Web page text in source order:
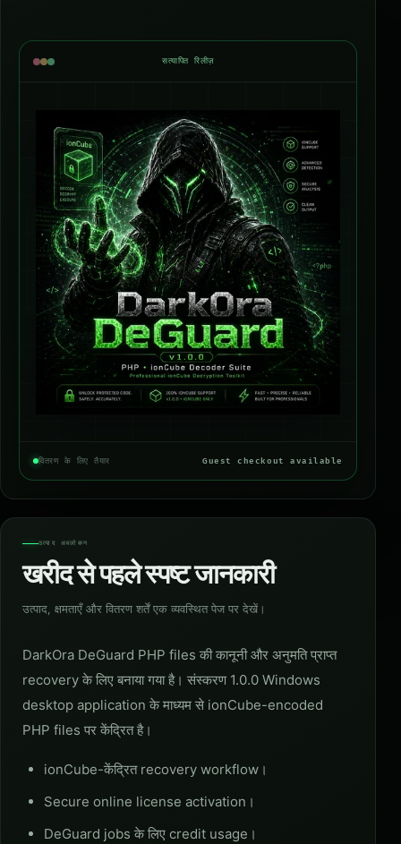
सत्यापित रिलीज़
वितरण के लिए तैयार Guest checkout available
उत्पाद अवलोकन
खरीद से पहले स्पष्ट जानकारी
उत्पाद, क्षमताएँ और वितरण शर्तें एक व्यवस्थित पेज पर देखें।
DarkOra DeGuard PHP files की कानूनी और अनुमति प्राप्त
recovery के लिए बनाया गया है। संस्करण 1.0.0 Windows
desktop application के माध्यम से ionCube-encoded
PHP files पर केंद्रित है।
ionCube-केंद्रित recovery workflow।
Secure online license activation।
DeGuard jobs के लिए credit usage।